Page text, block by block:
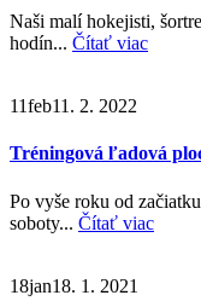
Naši malí hokejisti,
hodín... Čítať viac
11feb11. 2. 2022
Tréningová ľadová
Po vyše roku od
soboty... Čítať viac
18jan18. 1. 2021